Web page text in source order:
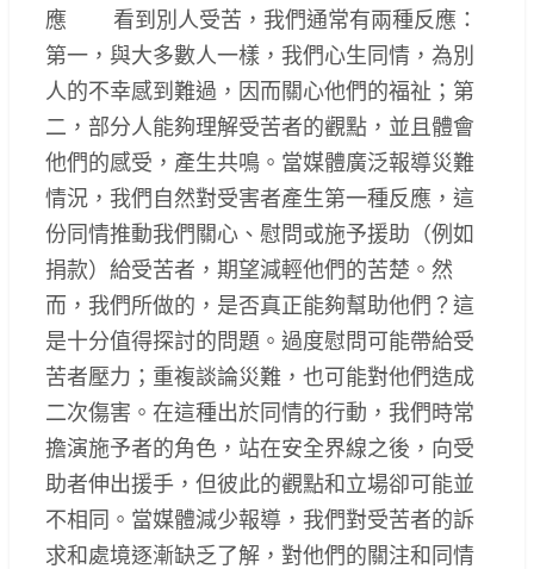
應 看到別人受苦，我們通常有兩種反應：
第一，與大多數人一樣，我們心生同情，為別
人的不幸感到難過，因而關心他們的福祉；第
二，部分人能夠理解受苦者的觀點，並且體會
他們的感受，產生共鳴。當媒體廣泛報導災難
情況，我們自然對受害者產生第一種反應，這
份同情推動我們關心、慰問或施予援助（例如
捐款）給受苦者，期望減輕他們的苦楚。然
而，我們所做的，是否真正能夠幫助他們？這
是十分值得探討的問題。過度慰問可能帶給受
苦者壓力；重複談論災難，也可能對他們造成
二次傷害。在這種出於同情的行動，我們時常
擔演施予者的角色，站在安全界線之後，向受
助者伸出援手，但彼此的觀點和立場卻可能並
不相同。當媒體減少報導，我們對受苦者的訴
求和處境逐漸缺乏了解，對他們的關注和同情